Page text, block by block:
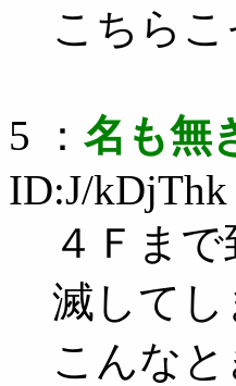
こちらこ
5 ： 名も無
ID:J/kDjThk
４Ｆま
滅して
こんな